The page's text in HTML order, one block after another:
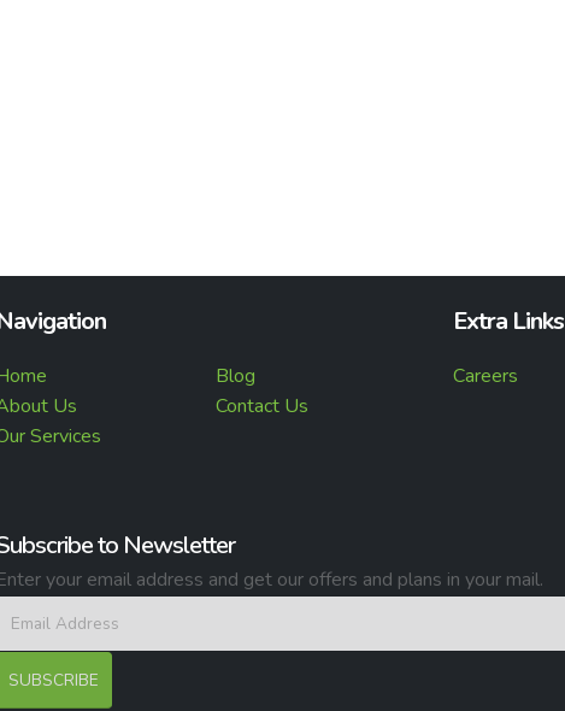
Us
Services
Blog
Contact Us
Extra Links
Careers
to Newsletter
your email address and get our offers and plans in your mail.